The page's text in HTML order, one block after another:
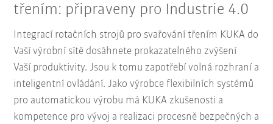
třením: připraveny pro Industrie 4.0
Integrací rotačních strojů pro svařování třením KUKA do
Vaší výrobní sítě dosáhnete prokazatelného zvýšení
Vaší produktivity. Jsou k tomu zapotřebí volná rozhraní a
inteligentní ovládání. Jako výrobce flexibilních systémů
pro automatickou výrobu má KUKA zkušenosti a
kompetence pro vývoj a realizaci procesně bezpečných a